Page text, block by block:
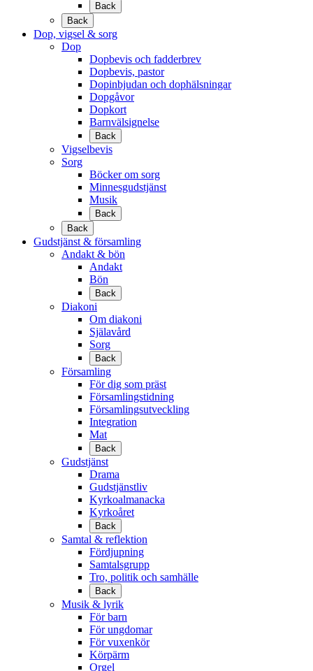
Back
Back
Dop, vigsel & sorg
Dop
Dopbevis och fadderbrev
Dopbevis, pastor
Dopinbjudan och dophälsningar
Dopgåvor
Dopkort
Barnvälsignelse
Back
Vigselbevis
Sorg
Böcker om sorg
Minnesgudstjänst
Musik
Back
Back
Gudstjänst & församling
Andakt & bön
Andakt
Bön
Back
Diakoni
Om diakoni
Själavård
Sorg
Back
Församling
För dig som präst
Församlingstidning
Församlingsutveckling
Integration
Mat
Back
Gudstjänst
Drama
Gudstjänstliv
Kyrkoalmanacka
Kyrkoåret
Back
Samtal & reflektion
Fördjupning
Samtalsgrupp
Tro, politik och samhälle
Back
Musik & lyrik
För barn
För ungdomar
För vuxenkör
Körpärm
Orgel